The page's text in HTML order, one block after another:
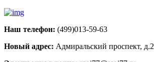
Наш телефон: (499)013-59-63
Новый адрес: Адмиральский проспект, д.2